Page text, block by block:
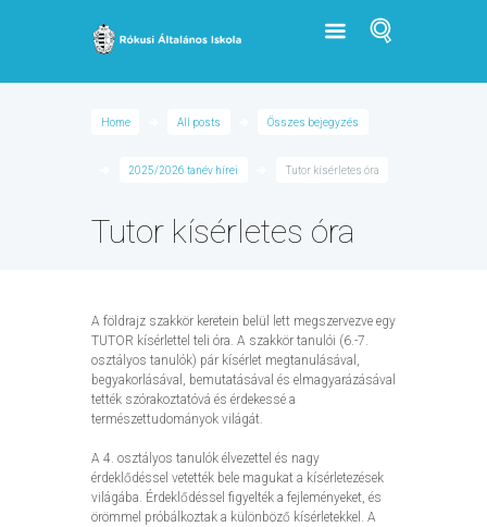
Home All posts Összes bejegyzés
2025/2026 tanév hírei Tutor kísérletes óra
Tutor kísérletes óra
A földrajz szakkör keretein belül lett megszervezve egy
TUTOR kísérlettel teli óra. A szakkör tanulói (6.-7.
osztályos tanulók) pár kísérlet megtanulásával,
begyakorlásával, bemutatásával és elmagyarázásával
tették szórakoztatóvá és érdekessé a
természettudományok világát.
A 4. osztályos tanulók élvezettel és nagy
érdeklődéssel vetették bele magukat a kísérletezések
világába. Érdeklődéssel figyelték a fejleményeket, és
örömmel próbálkoztak a különböző kísérletekkel. A